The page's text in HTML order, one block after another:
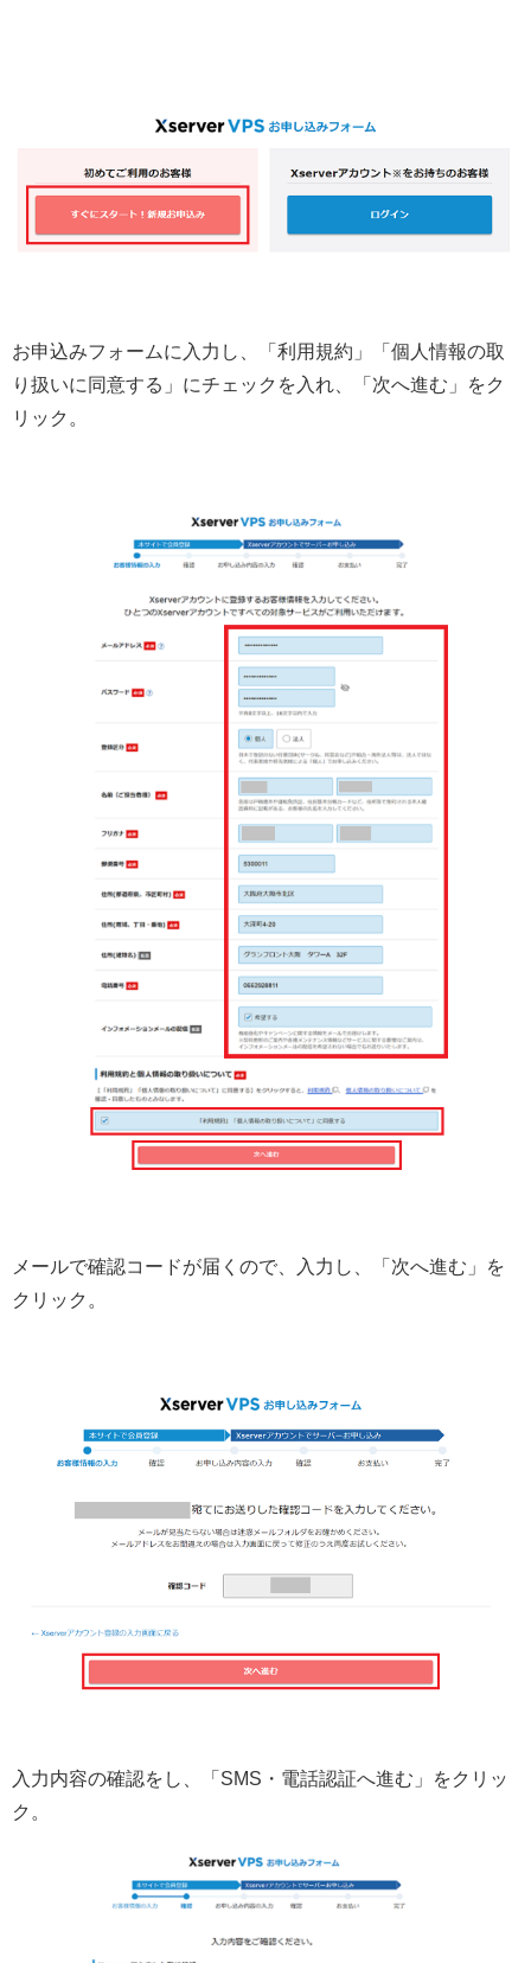
お申込みフォームに入力し、「利用規約」「個人情報の取
り扱いに同意する」にチェックを入れ、「次へ進む」をク
リック。
メールで確認コードが届くので、入力し、「次へ進む」を
クリック。
入力内容の確認をし、「SMS・電話認証へ進む」をクリッ
ク。